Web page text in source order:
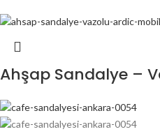
Ahşap Sandalye –